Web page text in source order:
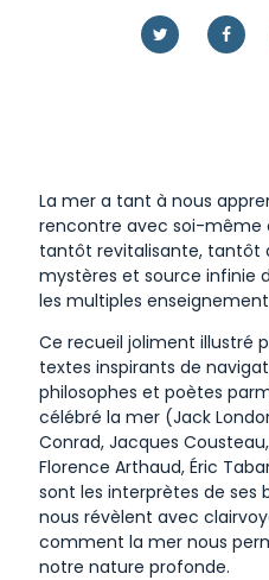
La mer a tant à nous
rencontre avec soi-même
tantôt revitalisante, tantôt
mystères et source infinie
les multiples
Ce recueil joliment illustré
textes inspirants de
philosophes et poètes
célébré la mer (Jack
Conrad, Jacques
Florence Arthaud, Éric
sont les interprètes de ses
nous révèlent avec
comment la mer nous
notre nature profonde.